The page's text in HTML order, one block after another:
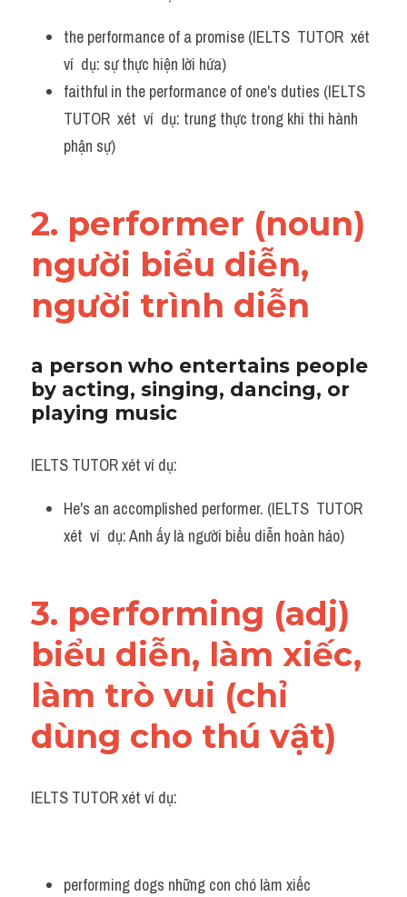
the performance of a promise (IELTS  TUTOR  xét
ví  dụ: sự thực hiện lời hứa)
faithful in the performance of one's duties (IELTS
TUTOR  xét  ví  dụ: trung thực trong khi thi hành
phận sự)
2. performer (noun)
người biểu diễn,
người trình diễn
a person who entertains people
by acting, singing, dancing, or
playing music
IELTS TUTOR xét ví dụ:
He's an accomplished performer. (IELTS  TUTOR
xét  ví  dụ: Anh ấy là người biểu diễn hoàn hảo)
3. performing (adj)
biểu diễn, làm xiếc,
làm trò vui (chỉ
dùng cho thú vật)
IELTS TUTOR xét ví dụ:
performing dogs những con chó làm xiếc